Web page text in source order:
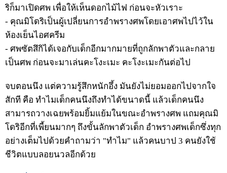
ริก็มาเปิดศพ เพื่อให้เห็นดอกไม้ไฟ ก่อนจะหัวเราะ
- คุณมิโดริเป็นผู้เปลี่ยนการอำพรางศพโดยเอาศพไปไว้ใน
ห้องเย็นไอศครีม
- ศพซัตสึกิได้เจอกับเด็กอีกมากมายที่ถูกลักพาตัวและกลาย
เป็นศพ ก่อนจะมาเล่นคะโงะเมะ คะโงะเมะกันต่อไป
จบตอนนึง แต่ความรู้สึกหนักอึ้ง มันยังไม่ยอมออกไปจากใจ
สักที คือ ทำไมเด็กคนนึงถึงทำได้ขนาดนี้ แล้วเด็กคนนึง
สามารถวางเฉยพร้อมยิ้มแย้มในขณะอำพรางศพ แถมคุณมิ
โดริอีกที่เพี้ยนมากๆ ถึงขั้นลักพาตัวเด็ก อำพรางศพเด็กซึ่งทุก
อย่างเต็มไปด้วยคำถามว่า "ทำไม" แล้วคนบาป 3 คนยังใช้
ชีวิตแบบลอยนวลอีกด้วย